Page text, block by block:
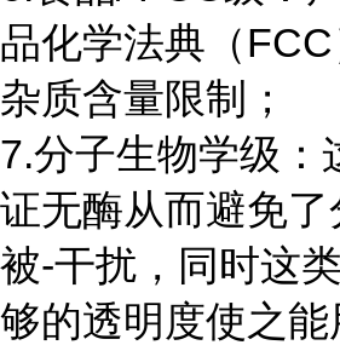
品化学法典（
杂质含量限制；
7.分子生物学级：
证无酶从而避免了
被-干扰，同时这
够的透明度使之能